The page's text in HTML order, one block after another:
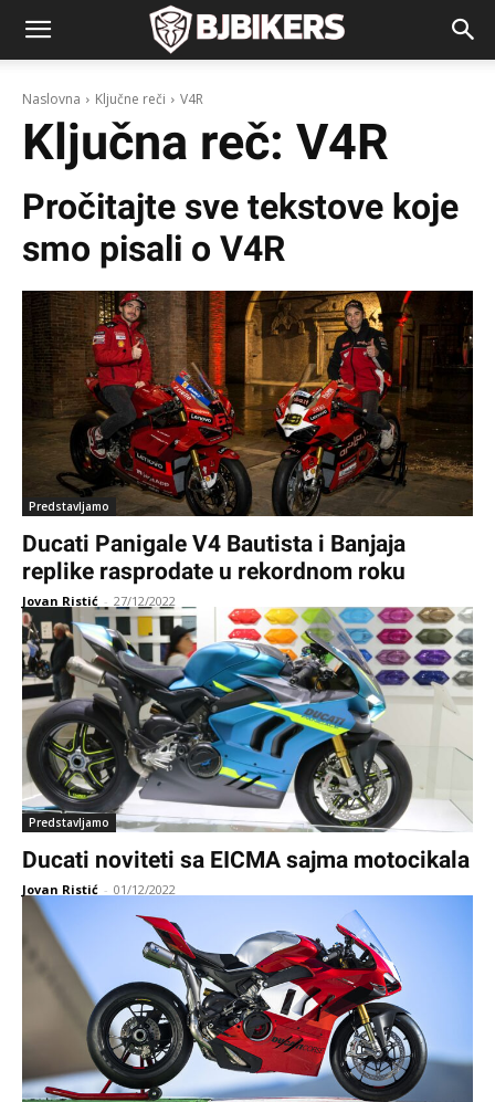
Naslovna Ključne reči V4R
Ključna reč: V4R
Pročitajte sve tekstove koje
smo pisali o V4R
Predstavljamo
Ducati Panigale V4 Bautista i Banjaja
replike rasprodate u rekordnom roku
Jovan Ristić - 27/12/2022
Predstavljamo
Ducati noviteti sa EICMA sajma motocikala
Jovan Ristić - 01/12/2022